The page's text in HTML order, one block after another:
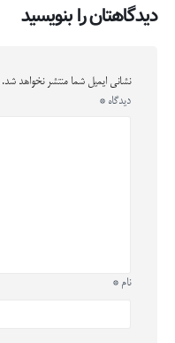
دیدگاهتان را بنویسید
نشانی ایمیل شما منتشر نخواهد شد.
دیدگاه *
نام *